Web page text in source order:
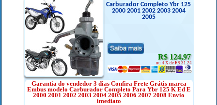
Carburador Completo Ybr 125
2000 2001 2002 2003 2004
2005
R$ 124,97
ou 4 X de R$ 31.24
Garantia do vendedor 3 dias Confira Frete Grátis marca
Embus modelo Carburador Completo Para Ybr 125 K Ed E
2000 2001 2002 2003 2004 2005 2006 2007 2008 Envio
imediato